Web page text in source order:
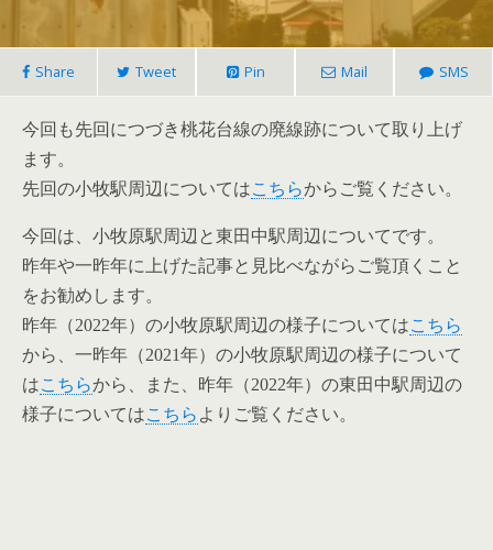
Share Tweet Pin Mail SMS
今回も先回につづき桃花台線の廃線跡について取り上げ
ます。
先回の小牧駅周辺についてはこちらからご覧ください。
今回は、小牧原駅周辺と東田中駅周辺についてです。
昨年や一昨年に上げた記事と見比べながらご覧頂くこと
をお勧めします。
昨年（2022年）の小牧原駅周辺の様子についてはこちら
から、一昨年（2021年）の小牧原駅周辺の様子について
はこちらから、また、昨年（2022年）の東田中駅周辺の
様子についてはこちら よりご覧ください。